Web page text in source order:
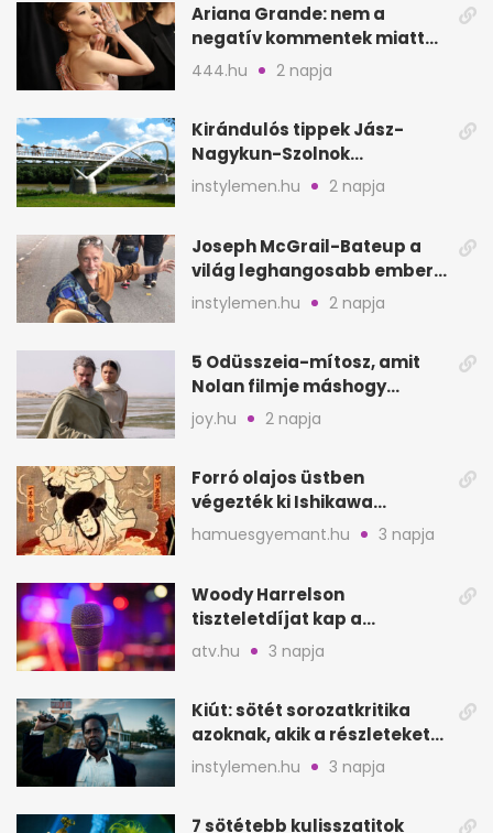
Ariana Grande: nem a
negatív kommentek miatt
vonul vissza
444.hu 2 napja
Kirándulós tippek Jász-
Nagykun-Szolnok
megyében: 6 kihagyhatatlan
hely
instylemen.hu 2 napja
Joseph McGrail-Bateup a
világ leghangosabb embere
lett Ausztráliából
instylemen.hu 2 napja
5 Odüsszeia-mítosz, amit
Nolan filmje máshogy
mutat, mint Homérosz
joy.hu 2 napja
Forró olajos üstben
végezték ki Ishikawa
Goemont, Japán Robin
Hoodját
hamuesgyemant.hu 3 napja
Woody Harrelson
tiszteletdíjat kap a
Szarajevói Filmfesztiválon
atv.hu 3 napja
Kiút: sötét sorozatkritika
azoknak, akik a részleteket
keresik
instylemen.hu 3 napja
7 sötétebb kulisszatitok